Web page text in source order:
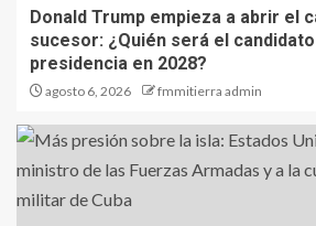
Donald Trump empieza a abrir el
sucesor: ¿Quién será el
presidencia en 2028?
agosto 6, 2026 fmmitierra admin